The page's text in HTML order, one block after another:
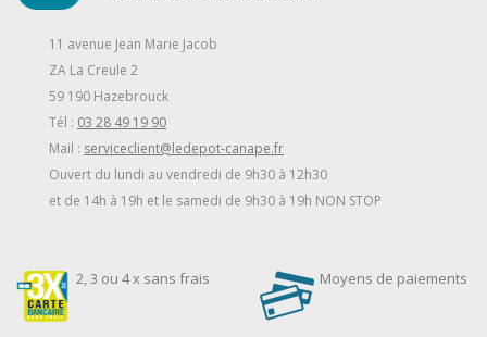
11 avenue Jean Marie Jacob
ZA La Creule 2
59 190 Hazebrouck
Tél : 03 28 49 19 90
Mail : serviceclient@ledepot-canape.fr
Ouvert du lundi au vendredi de 9h30 à 12h30
et de 14h à 19h et le samedi de 9h30 à 19h NON STOP
2, 3 ou 4 x sans frais Moyens de paiements